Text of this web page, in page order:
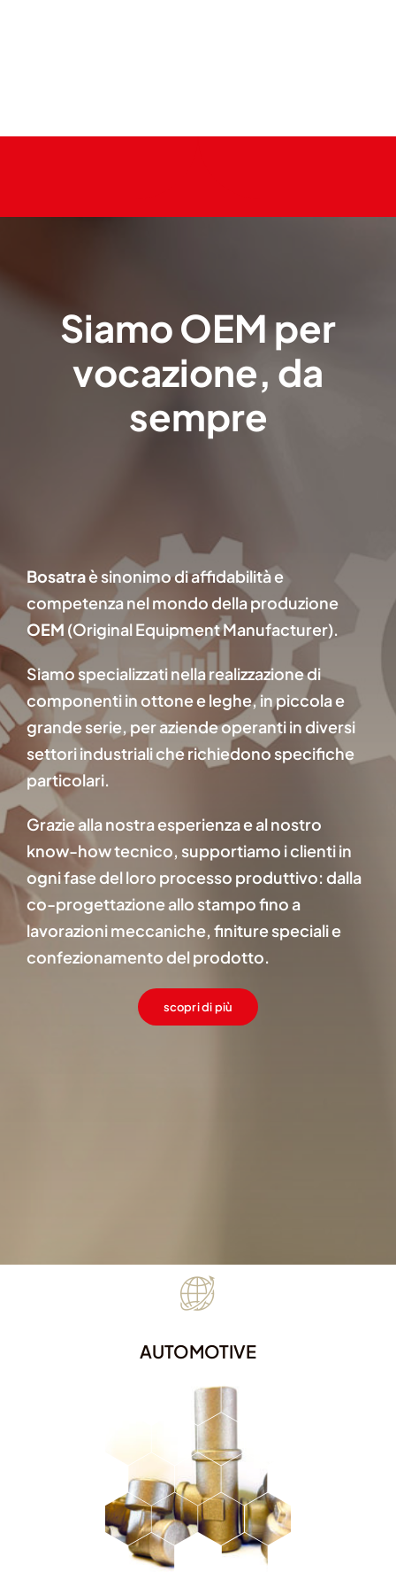
Siamo OEM per
vocazione, da
sempre
Bosatraè sinonimo di affidabilità e
competenza nel mondo della produzione
OEM (Original Equipment Manufacturer).
Siamo specializzati nella realizzazione di
componenti in ottone e leghe, in piccola e
grande serie, per aziende operanti in diversi
settori industriali che richiedono specifiche
particolari.
Grazie alla nostra esperienza e al nostro
know-how tecnico, supportiamo i clienti in
ogni fase del loro processo produttivo: dalla
co-progettazione allo stampo fino a
lavorazioni meccaniche, finiture speciali e
confezionamento del prodotto.
scopri di più
AUTOMOTIVE